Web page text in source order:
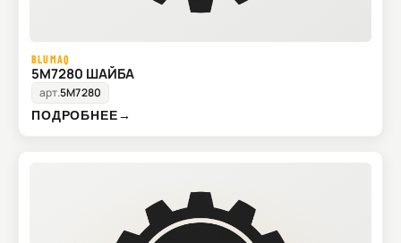
BLUMAQ
5M7280 ШАЙБА
арт.5M7280
ПОДРОБНЕЕ→